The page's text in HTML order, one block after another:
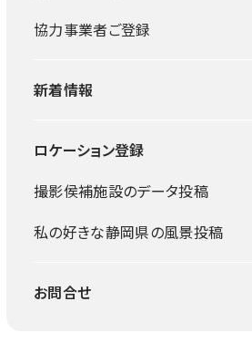
協力事業者ご登録
新着情報
ロケーション登録
撮影侯補施設のデータ投稿
私の好きな静岡県の風景投稿
お問合せ